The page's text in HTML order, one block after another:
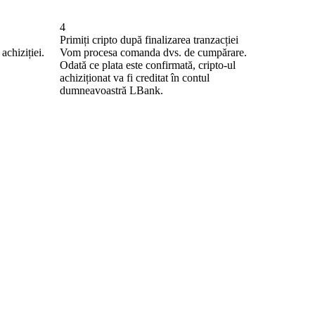
achiziției.
4
Primiți cripto după finalizarea tranzacției
Vom procesa comanda dvs. de cumpărare.
Odată ce plata este confirmată, cripto-ul
achiziționat va fi creditat în contul
dumneavoastră LBank.